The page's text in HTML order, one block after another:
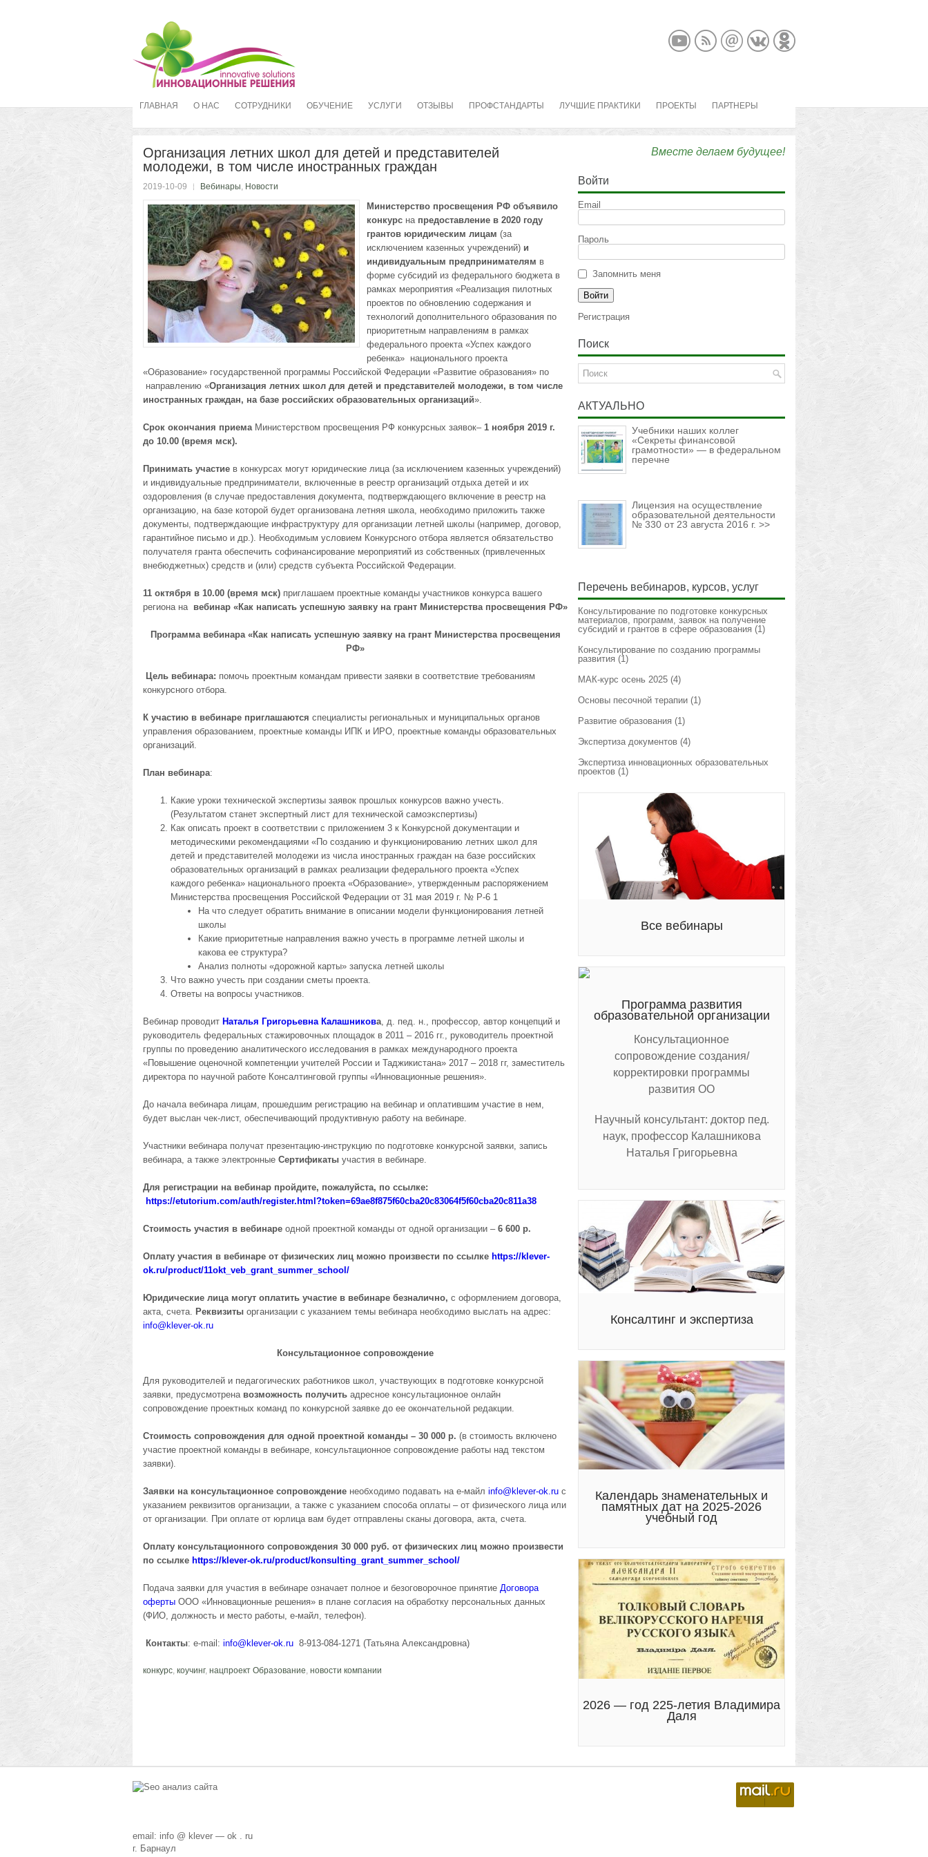
ГЛАВНАЯ О НАС СОТРУДНИКИ ОБУЧЕНИЕ УСЛУГИ ОТЗЫВЫ ПРОФСТАНДАРТЫ ЛУЧШИЕ ПРАКТИКИ ПРОЕКТЫ ПАРТНЕРЫ
Организация летних школ для детей и представителей
молодежи, в том числе иностранных граждан
2019-10-09 Вебинары, Новости
Министерство просвещения РФ объявило
конкурс на предоставление в 2020 году
грантов юридическим лицам (за
исключением казенных учреждений) и
индивидуальным предпринимателям в
форме субсидий из федерального бюджета в
рамках мероприятия «Реализация пилотных
проектов по обновлению содержания и
технологий дополнительного образования по
приоритетным направлениям в рамках
федерального проекта «Успех каждого
ребенка» национального проекта
«Образование» государственной программы Российской Федерации «Развитие образования» по
направлению «Организация летних школ для детей и представителей молодежи, в том числе
иностранных граждан, на базе российских образовательных организаций».
Срок окончания приемаМинистерством просвещения РФ конкурсных заявок– 1 ноября 2019 г.
до 10.00 (время мск).
Принимать участие в конкурсах могут юридические лица (за исключением казенных учреждений)
и индивидуальные предприниматели, включенные в реестр организаций отдыха детей и их
оздоровления (в случае предоставления документа, подтверждающего включение в реестр на
организацию, на базе которой будет организована летняя школа, необходимо приложить также
документы, подтверждающие инфраструктуру для организации летней школы (например, договор,
гарантийное письмо и др.). Необходимым условием Конкурсного отбора является обязательство
получателя гранта обеспечить софинансирование мероприятий из собственных (привлеченных
внебюджетных) средств и (или) средств субъекта Российской Федерации.
11 октября в 10.00 (время мск) приглашаем проектные команды участников конкурса вашего
региона на вебинар «Как написать успешную заявку на грант Министерства просвещения РФ»
Программа вебинара «Как написать успешную заявку на грант Министерства просвещения
РФ»
Цель вебинара: помочь проектным командам привести заявки в соответствие требованиям
конкурсного отбора.
К участию в вебинаре приглашаются специалисты региональных и муниципальных органов
управления образованием, проектные команды ИПК и ИРО, проектные команды образовательных
организаций.
План вебинара:
Какие уроки технической экспертизы заявок прошлых конкурсов важно учесть.
(Результатом станет экспертный лист для технической самоэкспертизы)
Как описать проект в соответствии с приложением 3 к Конкурсной документации и
методическими рекомендациями «По созданию и функционированию летних школ для
детей и представителей молодежи из числа иностранных граждан на базе российских
образовательных организаций в рамках реализации федерального проекта «Успех
каждого ребенка» национального проекта «Образование», утвержденным распоряжением
Министерства просвещения Российской Федерации от 31 мая 2019 г. № Р-6 1
На что следует обратить внимание в описании модели функционирования летней
школы
Какие приоритетные направления важно учесть в программе летней школы и
какова ее структура?
Анализ полноты «дорожной карты» запуска летней школы
Что важно учесть при создании сметы проекта.
Ответы на вопросы участников.
Вебинар проводит Наталья Григорьевна Калашникова, д. пед. н., профессор, автор концепций и
руководитель федеральных стажировочных площадок в 2011 – 2016 гг., руководитель проектной
группы по проведению аналитического исследования в рамках международного проекта
«Повышение оценочной компетенции учителей России и Таджикистана» 2017 – 2018 гг, заместитель
директора по научной работе Консалтинговой группы «Инновационные решения».
До начала вебинара лицам, прошедшим регистрацию на вебинар и оплатившим участие в нем,
будет выслан чек-лист, обеспечивающий продуктивную работу на вебинаре.
Участники вебинара получат презентацию-инструкцию по подготовке конкурсной заявки, запись
вебинара, а также электронные Сертификаты участия в вебинаре.
Для регистрации на вебинар пройдите, пожалуйста, по ссылке:
https://etutorium.com/auth/register.html?token=69ae8f875f60cba20c83064f5f60cba20c811a38
Стоимость участия в вебинаре одной проектной команды от одной организации – 6 600 р.
Оплату участия в вебинаре от физических лиц можно произвести по ссылке https://klever-
ok.ru/product/11okt_veb_grant_summer_school/
Юридические лица могут оплатить участие в вебинаре безналично, с оформлением договора,
акта, счета. Реквизиты организации с указанием темы вебинара необходимо выслать на адрес:
info@ klever-ok.ru
Консультационное сопровождение
Для руководителей и педагогических работников школ, участвующих в подготовке конкурсной
заявки, предусмотрена возможность получить адресное консультационное онлайн
сопровождение проектных команд по конкурсной заявке до ее окончательной редакции.
Стоимость сопровождения для одной проектной команды – 30 000 р. (в стоимость включено
участие проектной команды в вебинаре, консультационное сопровождение работы над текстом
заявки).
Заявки на консультационное сопровождение необходимо подавать на е-майл info@ klever-ok.ru с
указанием реквизитов организации, а также с указанием способа оплаты – от физического лица или
от организации. При оплате от юрлица вам будет отправлены сканы договора, акта, счета.
Оплату консультационного сопровождения 30 000 руб. от физических лиц можно произвести
по ссылке https://klever-ok.ru/product/konsulting_grant_summer_school/
Подача заявки для участия в вебинаре означает полное и безоговорочное принятие Договора
оферты ООО «Инновационные решения» в плане согласия на обработку персональных данных
(ФИО, должность и место работы, е-майл, телефон).
Контакты: e-mail: info@klever-ok.ru 8-913-084-1271 (Татьяна Александровна)
конкурс, коучинг, нацпроект Образование, новости компании
Вместе делаем будущее!
Войти
Email
Пароль
Запомнить меня
Регистрация
Поиск
АКТУАЛЬНО
Учебники наших коллег
«Секреты финансовой
грамотности» — в федеральном
перечне
Лицензия на осуществление
образовательной деятельности
№ 330 от 23 августа 2016 г. >>
Перечень вебинаров, курсов, услуг
Консультирование по подготовке конкурсных
материалов, программ, заявок на получение
субсидий и грантов в сфере образования (1)
Консультирование по созданию программы
развития (1)
МАК-курс осень 2025 (4)
Основы песочной терапии (1)
Развитие образования (1)
Экспертиза документов (4)
Экспертиза инновационных образовательных
проектов (1)
Все вебинары
Программа развития
образовательной организации
Консультационное
сопровождение создания/
корректировки программы
развития ОО
Научный консультант: доктор пед.
наук, профессор Калашникова
Наталья Григорьевна
Консалтинг и экспертиза
Календарь знаменательных и
памятных дат на 2025-2026
учебный год
2026 — год 225-летия Владимира
Даля
email: info @ klever — ok . ru
г. Барнаул